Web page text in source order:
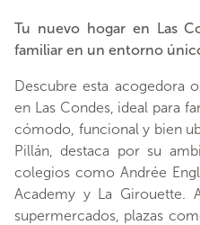
Tu nuevo hogar en Las
familiar en un entorno
Descubre esta acogedora
en Las Condes, ideal para
cómodo, funcional y bien
Pillán, destaca por su
colegios como Andrée
Academy y La Girouette.
supermercados, plazas